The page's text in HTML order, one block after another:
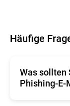
Häufige
Was sollten
Phishing-E-